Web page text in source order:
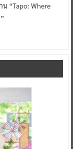
“Tapo: Where